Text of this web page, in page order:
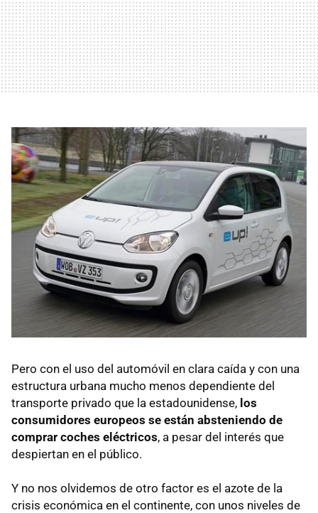
Pero con el uso del automóvil en clara caída y con una
estructura urbana mucho menos dependiente del
transporte privado que la estadounidense, los
consumidores europeos se están absteniendo de
comprar coches eléctricos, a pesar del interés que
despiertan en el público.
Y no nos olvidemos de otro factor es el azote de la
crisis económica en el continente, con unos niveles de